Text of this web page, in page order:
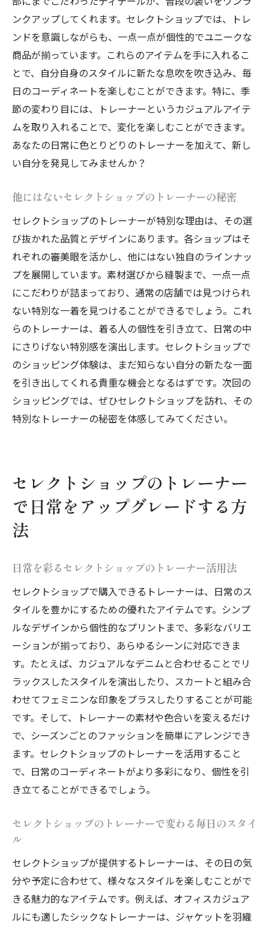
と発見
セレクトショップでのトレーナー選びの新
たな視点
トレーナー選びが教えるセレクトショップ
の奥深さ
セレクトショップのトレーナーで自分らしさを
表現する秘訣
セレクトショップのトレーナーで自分を表
現する方法
トレーナーを通じた個性の表現とセレクト
分らしさ
トレーナー選びで自分らしさをアピールす
る秘訣
セレクトショップのトレーナーが導く自己
表現のステップ
トレーナーを使った自分らしさの発見とセ
レクトショップ
トレーナーを通じてセレクトショップで新たな
自分を見つける旅
セレクトショップのトレーナーで始まる自
セレクトショップのトレーナーで得る新し
い自分の視点
く新たな自分
トレーナー選びが促すセレクトショップで
の自己探求
セレクトショップのトレーナーが個性を引き立
てる理由
トレーナーで見せるセレクトショップの個
性強調術
セレクトショップのトレーナーが選ばれる
理由
個性を尊重するセレクトショップのトレー
トレーナー選びが示すセレクトショップの
セレクトショップのトレーナーが提供する
個性の新たな形
ンクアップしてくれます。セレクトショップでは、トレ
ンドを意識しながらも、一点一点が個性的でユニークな
商品が揃っています。これらのアイテムを手に入れるこ
とで、自分自身のスタイルに新たな息吹を吹き込み、毎
日のコーディネートを楽しむことができます。特に、季
節の変わり目には、トレーナーというカジュアルアイテ
ムを取り入れることで、変化を楽しむことができます。
あなたの日常に色とりどりのトレーナーを加えて、新し
い自分を発見してみませんか？
他にはないセレクトショップのトレーナーの秘密
セレクトショップのトレーナーが特別な理由は、その選
び抜かれた品質とデザインにあります。各ショップはそ
れぞれの審美眼を活かし、他にはない独自のラインナッ
プを展開しています。素材選びから縫製まで、一点一点
にこだわりが詰まっており、通常の店舗では見つけられ
ない特別な一着を見つけることができるでしょう。これ
らのトレーナーは、着る人の個性を引き立て、日常の中
にさりげない特別感を演出します。セレクトショップで
のショッピング体験は、まだ知らない自分の新たな一面
を引き出してくれる貴重な機会となるはずです。次回の
ショッピングでは、ぜひセレクトショップを訪れ、その
特別なトレーナーの秘密を体感してみてください。
セレクトショップのトレーナー
で日常をアップグレードする方
法
日常を彩るセレクトショップのトレーナー活用法
セレクトショップで購入できるトレーナーは、日常のス
タイルを豊かにするための優れたアイテムです。シンプ
ルなデザインから個性的なプリントまで、多彩なバリエ
ーションが揃っており、あらゆるシーンに対応できま
す。たとえば、カジュアルなデニムと合わせることでリ
ラックスしたスタイルを演出したり、スカートと組み合
わせてフェミニンな印象をプラスしたりすることが可能
です。そして、トレーナーの素材や色合いを変えるだけ
で、シーズンごとのファッションを簡単にアレンジでき
ます。セレクトショップのトレーナーを活用すること
で、日常のコーディネートがより多彩になり、個性を引
き立てることができるでしょう。
セレクトショップのトレーナーで変わる毎日のスタイ
ル
セレクトショップが提供するトレーナーは、その日の気
分や予定に合わせて、様々なスタイルを楽しむことがで
きる魅力的なアイテムです。例えば、オフィスカジュア
ルにも適したシックなトレーナーは、ジャケットを羽織